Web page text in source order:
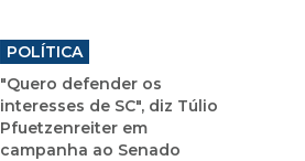
POLÍTICA
"Quero defender os
interesses de SC", diz Túlio
Pfuetzenreiter em
campanha ao Senado